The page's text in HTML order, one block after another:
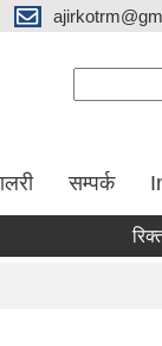
सम्पर्क
रिक्त